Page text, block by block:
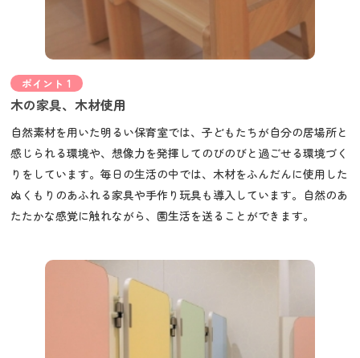
ポイント 1
木の家具、木材使用
自然素材を用いた明るい保育室では、子どもたちが自分の居場所と
感じられる環境や、想像力を発揮してのびのびと過ごせる環境づく
りをしています。毎日の生活の中では、木材をふんだんに使用した
ぬくもりのあふれる家具や手作り玩具も導入しています。自然のあ
たたかな感覚に触れながら、園生活を送ることができます。